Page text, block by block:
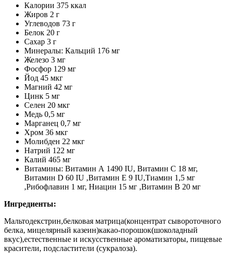
Калории 375 ккал
Жиров 2 г
Углеводов 73 г
Белок 20 г
Сахар 3 г
Минералы: Кальций 176 мг
Железо 3 мг
Фосфор 129 мг
Йод 45 мкг
Магний 42 мг
Цинк 5 мг
Селен 20 мкг
Медь 0,5 мг
Марганец 0,7 мг
Хром 36 мкг
Молибден 22 мкг
Натрий 122 мг
Калий 465 мг
Витамины: Витамин А 1490 IU, Витамин C 18 мг,
Витамин D 60 IU ,Витамин E 9 IU,Тиамин 1,5 мг
,Рибофлавин 1 мг, Ниацин 15 мг ,Витамин В 20 мг
Ингредиенты:
Мальтодекстрин,белковая матрица(концентрат сывороточного
белка, мицелярный казеин)какао-порошок(шоколадный
вкус),естественные и искусственные ароматизаторы, пищевые
красители, подсластители (сукралоза).